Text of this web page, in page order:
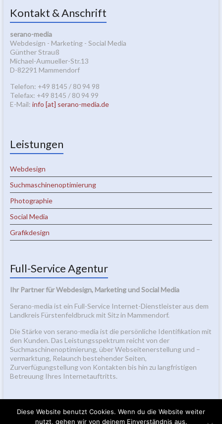
Kontakt & Anschrift
serano-media
Webdesign - Marketing - Social Media
Günther Strauß
Michael-Aumueller-Str.13
D-82291 Mammendorf
Telefon: +49 8145 / 80 94 98
Telefax: +49 8145 / 80 94 99
E-Mail: info [at] serano-media.de
Leistungen
Webdesign
Suchmaschinenoptimierung
Photographie
Social Media
Grafikdesign
Full-Service Agentur
Ihr Partner für Webdesign, Marketing und Social Media
Serano-media ist ein Full-Service Internet-Dienstleister aus dem
Landkreis Fürstenfeldbruck mit Sitz in Mammendorf.
Die Stärke von serano-media ist die persönliche Identifikation mit
den Kunden. Das Leistungsspektrum reicht von der
Suchmaschinenoptimierung, über Webseitenerstellung und –
vermarktung, Relaunch bestehender Seiten,
Zurverfügungstellung von Kontakten bis hin zu langfristigen
Betreuung Ihres Internetauftritts.
Diese Website benutzt Cookies. Wenn du die Website weiter
nutzt, gehen wir von deinem Einverständnis aus.